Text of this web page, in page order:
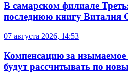
В самарском филиале
последнюю книгу Виталия
07 августа 2026, 14:53
Компенсацию за
будут рассчитывать по